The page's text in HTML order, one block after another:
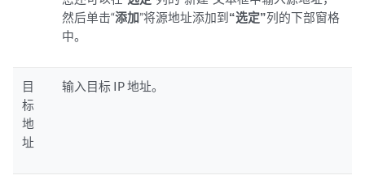
然后单击“添加”将源地址添加到“选定”列的下部窗格
中。
目
标
地
址
输入目标 IP 地址。